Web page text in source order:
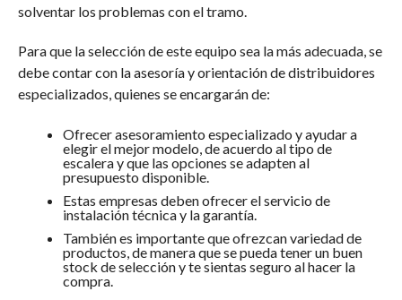
solventar los problemas con el tramo.
Para que la selección de este equipo sea la más adecuada, se
debe contar con la asesoría y orientación de distribuidores
especializados, quienes se encargarán de:
Ofrecer asesoramiento especializado y ayudar a
elegir el mejor modelo, de acuerdo al tipo de
escalera y que las opciones se adapten al
presupuesto disponible.
Estas empresas deben ofrecer el servicio de
instalación técnica y la garantía.
También es importante que ofrezcan variedad de
productos, de manera que se pueda tener un buen
stock de selección y te sientas seguro al hacer la
compra.